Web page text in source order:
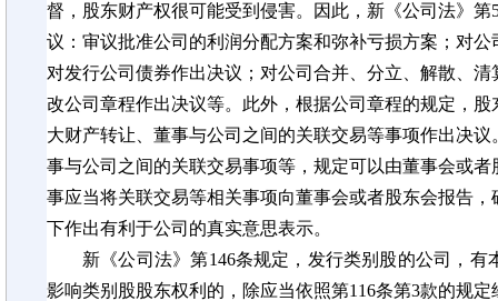
督，股东财产权很可能受到侵害。因此，新《公司法》第
议：审议批准公司的利润分配方案和弥补亏损方案；对
对发行公司债券作出决议；对公司合并、分立、解散、
改公司章程作出决议等。此外，根据公司章程的规定，
大财产转让、董事与公司之间的关联交易等事项作出决
事与公司之间的关联交易事项等，规定可以由董事会或
事应当将关联交易等相关事项向董事会或者股东会报告，
下作出有利于公司的真实意思表示。
新《公司法》第146条规定，发行类别股的公司，有
影响类别股股东权利的，除应当依照第116条第3款的规